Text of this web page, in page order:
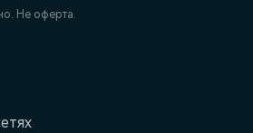
Не оферта.